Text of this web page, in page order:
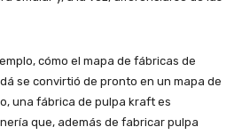
cómo el mapa de fábricas de
se convirtió de pronto en un mapa de
una fábrica de pulpa kraft es
que, además de fabricar pulpa